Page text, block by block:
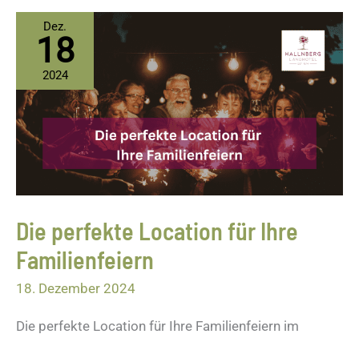
Dez.
18
2024
Die perfekte Location für Ihre
Familienfeiern
18. Dezember 2024
Die perfekte Location für Ihre Familienfeiern im
perfekte
Location
für
Ihre
Familienfeiern